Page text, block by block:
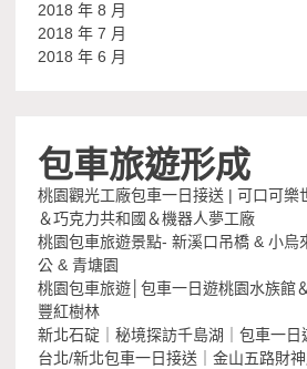
2018 年 8 月
2018 年 7 月
2018 年 6 月
包車旅遊形成
桃園觀光工廠包車一日接送 | 可口可樂
＆巧克力共和國＆機器人夢工廠
桃園包車旅遊景點- 新溪口吊橋 & 小烏
公 & 青塘園
桃園包車旅遊│包車一日遊桃園水族館
豐紅樹林
新北石碇｜秘境探訪千島湖｜包車一日
台北/新北包車一日接送｜金山五路財